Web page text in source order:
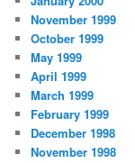
November 1999
October 1999
May 1999
April 1999
March 1999
February 1999
December 1998
November 1998